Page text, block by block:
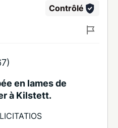
Contrôlé
en lames de
à Kilstett.